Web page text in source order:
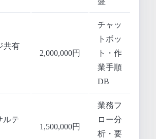
共有
2,000,000円
チャッ
トボッ
ト・作
業手順
DB
ルテ
1,500,000円
業務フ
ロー分
析・要